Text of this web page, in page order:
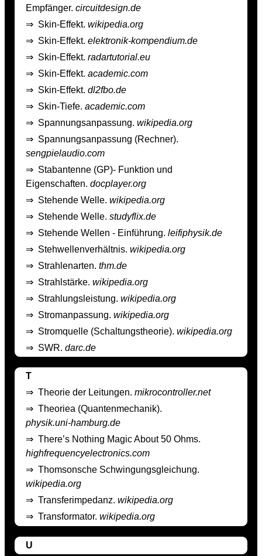
Empfänger. circuitdesign.de
⇒ Skin-Effekt. wikipedia.org
⇒ Skin-Effekt. elektronik-kompendium.de
⇒ Skin-Effekt. radartutorial.eu
⇒ Skin-Effekt. academic.com
⇒ Skin-Effekt. dl2fbo.de
⇒ Skin-Tiefe. academic.com
⇒ Spannungsanpassung. wikipedia.org
⇒ Spannungsanpassung (Rechner).
sengpielaudio.com
⇒ Stabantenne (GP)- Funktion und
Eigenschaften. docplayer.org
⇒ Stehende Welle. wikipedia.org
⇒ Stehende Welle. studyflix.de
⇒ Stehende Wellen - Einführung. leifiphysik.de
⇒ Stehwellenverhältnis. wikipedia.org
⇒ Strahlenarten. thm.de
⇒ Strahlstärke. wikipedia.org
⇒ Strahlungsleistung. wikipedia.org
⇒ Stromanpassung. wikipedia.org
⇒ Stromquelle (Schaltungstheorie). wikipedia.org
⇒ SWR. darc.de
T
⇒ Theorie der Leitungen. mikrocontroller.net
⇒ Theoriea (Quantenmechanik).
physik.uni-hamburg.de
⇒ There’s Nothing Magic About 50 Ohms.
highfrequencyelectronics.com
⇒ Thomsonsche Schwingungsgleichung.
wikipedia.org
⇒ Transferimpedanz. wikipedia.org
⇒ Transformator. wikipedia.org
U